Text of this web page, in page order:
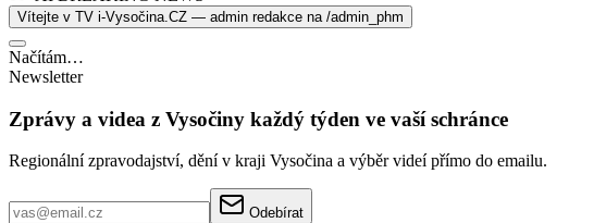
Vítejte v TV i-Vysočina.CZ — admin redakce na /admin_phm
Načítám…
Newsletter
Zprávy a videa z Vysočiny každý týden ve vaší schránce
Regionální zpravodajství, dění v kraji Vysočina a výběr videí přímo do emailu.
Odebírat